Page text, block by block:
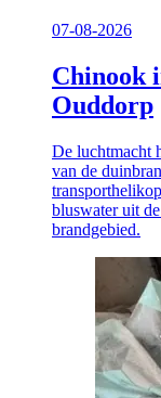
07-08-2026
Chinook
Ouddorp
De luchtmacht
van de
bluswater uit
brandgebied.